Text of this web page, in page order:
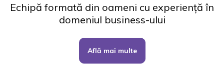
Echipă formată din oameni cu experiență în
domeniul business-ului
Află mai multe